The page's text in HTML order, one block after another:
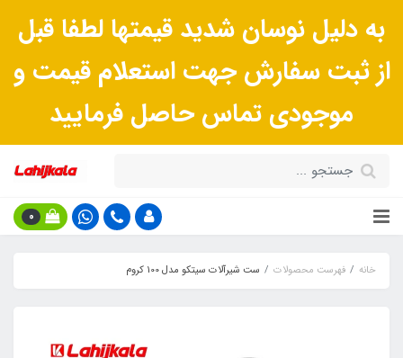
به دلیل نوسان شدید قیمتها لطفا قبل
از ثبت سفارش جهت استعلام قیمت و
موجودی تماس حاصل فرمایید
0
خانه فهرست محصولات ست شیرآلات سیتکو مدل 100 کروم